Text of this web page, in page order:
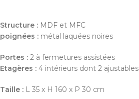
Structure : MDF et MFC
poignées : métal laquées noires
Portes : 2 à fermetures assistées
Etagères : 4 intérieurs dont 2 ajustables
Taille : L 35 x H 160 x P 30 cm